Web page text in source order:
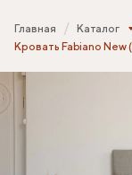
Главная Каталог
Кровать Fabiano